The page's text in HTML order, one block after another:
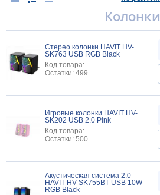
Колонки
Стерео колонки HAVIT HV-
SK763 USB RGB Black
Код товара:
Остатки: 499
Игровые колонки HAVIT HV-
SK202 USB 2.0 Pink
Код товара:
Остатки: 500
Акустическая система 2.0
HAVIT HV-SK755BT USB 10W
RGB Black